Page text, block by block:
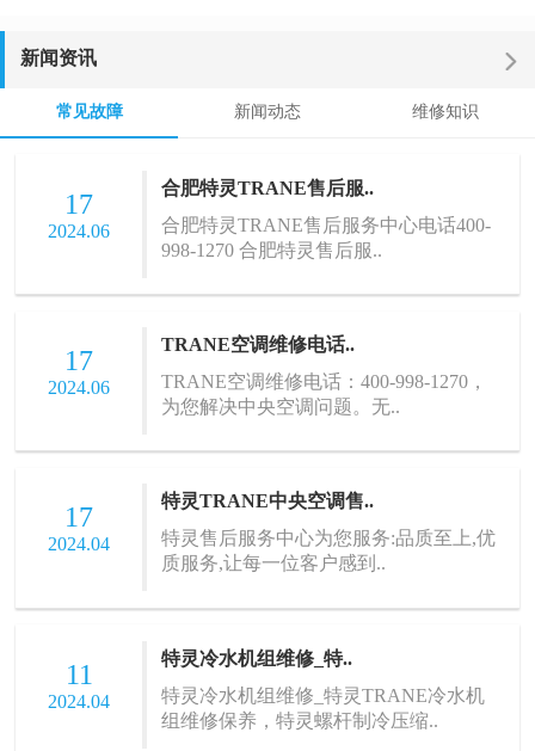
新闻资讯
常见故障 新闻动态 维修知识
17
2024.06
合肥特灵TRANE售后服..
合肥特灵TRANE售后服务中心电话400-
998-1270 合肥特灵售后服..
17
2024.06
TRANE空调维修电话..
TRANE空调维修电话：400-998-1270，
为您解决中央空调问题。无..
17
2024.04
特灵TRANE中央空调售..
特灵售后服务中心为您服务:品质至上,优
质服务,让每一位客户感到..
11
2024.04
特灵冷水机组维修_特..
特灵冷水机组维修_特灵TRANE冷水机
组维修保养，特灵螺杆制冷压缩..